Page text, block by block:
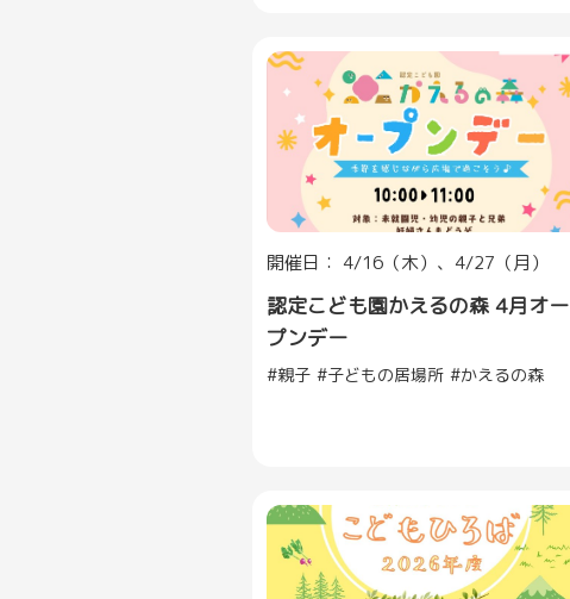
開催日： 4/16（木）、4/27（月）
認定こども園かえるの森 4月オー
プンデー
親子 子どもの居場所 かえるの森